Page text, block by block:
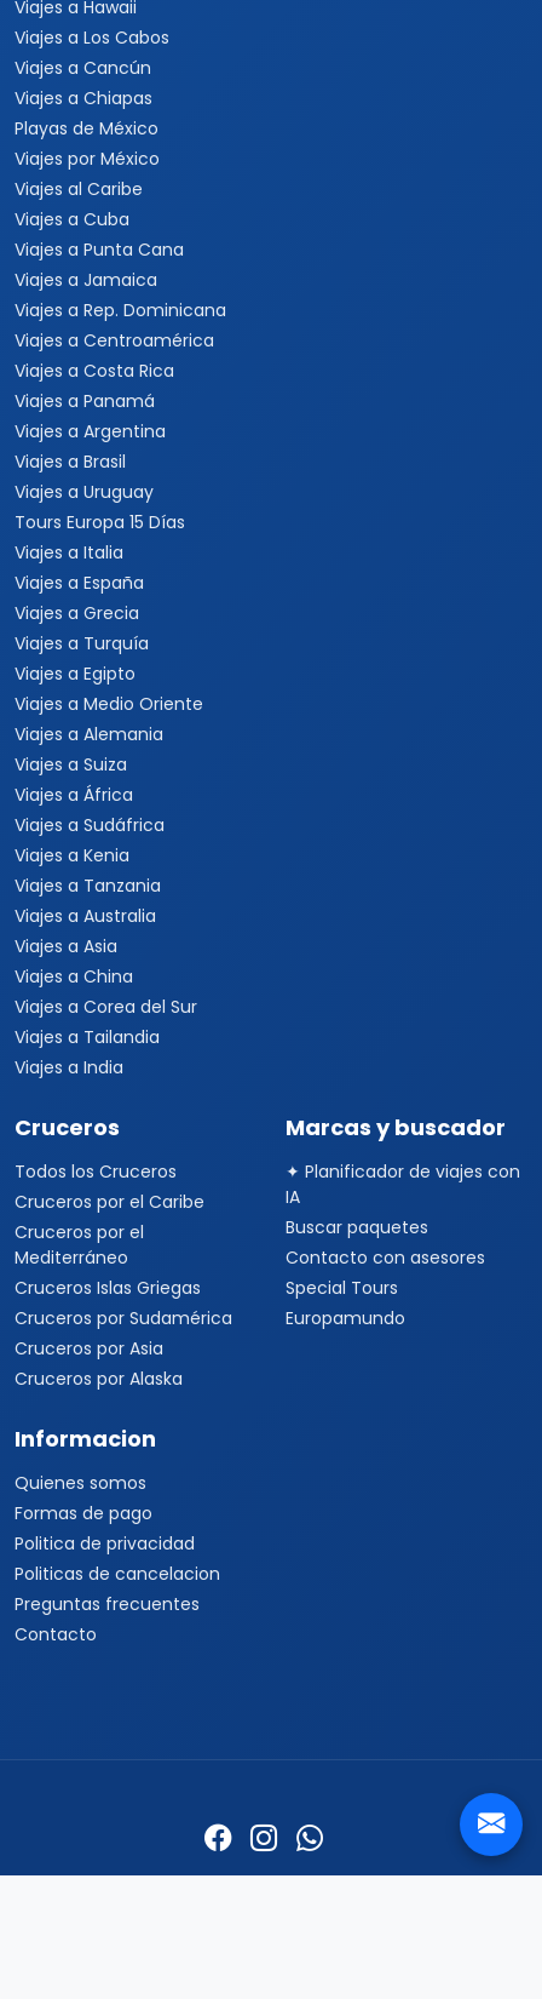
Viajes a Hawaii
Viajes a Los Cabos
Viajes a Cancún
Viajes a Chiapas
Playas de México
Viajes por México
Viajes al Caribe
Viajes a Cuba
Viajes a Punta Cana
Viajes a Jamaica
Viajes a Rep. Dominicana
Viajes a Centroamérica
Viajes a Costa Rica
Viajes a Panamá
Viajes a Argentina
Viajes a Brasil
Viajes a Uruguay
Tours Europa 15 Días
Viajes a Italia
Viajes a España
Viajes a Grecia
Viajes a Turquía
Viajes a Egipto
Viajes a Medio Oriente
Viajes a Alemania
Viajes a Suiza
Viajes a África
Viajes a Sudáfrica
Viajes a Kenia
Viajes a Tanzania
Viajes a Australia
Viajes a Asia
Viajes a China
Viajes a Corea del Sur
Viajes a Tailandia
Viajes a India
Cruceros
Todos los Cruceros
Cruceros por el Caribe
Cruceros por el
Mediterráneo
Cruceros Islas Griegas
Cruceros por Sudamérica
Cruceros por Asia
Cruceros por Alaska
Marcas y buscador
✦ Planificador de viajes con
IA
Buscar paquetes
Contacto con asesores
Special Tours
Europamundo
Informacion
Quienes somos
Formas de pago
Politica de privacidad
Politicas de cancelacion
Preguntas frecuentes
Contacto